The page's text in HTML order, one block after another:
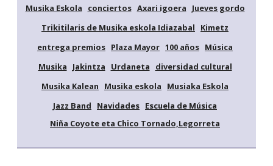
Musika Eskola
conciertos Axari igoera
Jueves gordo
Trikitilaris de Musika eskola Idiazabal
Kimetz
entrega premios Plaza Mayor 100 años Música
Musika
Jakintza Urdaneta
diversidad cultural
Musika Kalean
Musika eskola
Musiaka Eskola
Jazz Band
Navidades Escuela de Música
Niña Coyote eta Chico Tornado,Legorreta